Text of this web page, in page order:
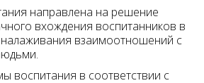
направлена на решение
вхождения воспитанников в
взаимоотношений с
воспитания в соответствии с